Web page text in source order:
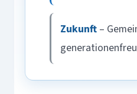
Zukunft –